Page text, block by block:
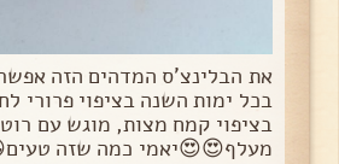
את הבלינצ'ס המדהים הזה
בכל ימות השנה בציפוי פרורי
בציפוי קמח מצות, מוגש עם
מעלף😍😍יאמי כמה שזה